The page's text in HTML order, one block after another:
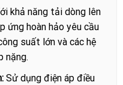
khả năng tải dòng lên
ứng hoàn hảo yêu cầu
suất lớn và các hệ
nặng.
Sử dụng điện áp điều